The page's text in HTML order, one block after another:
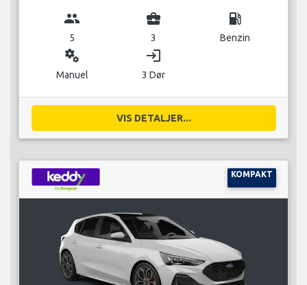
group
5
business_center
3
local_gas_station
Benzin
miscellaneous_services
Manuel
login
3 Dør
VIS DETALJER...
KOMPAKT